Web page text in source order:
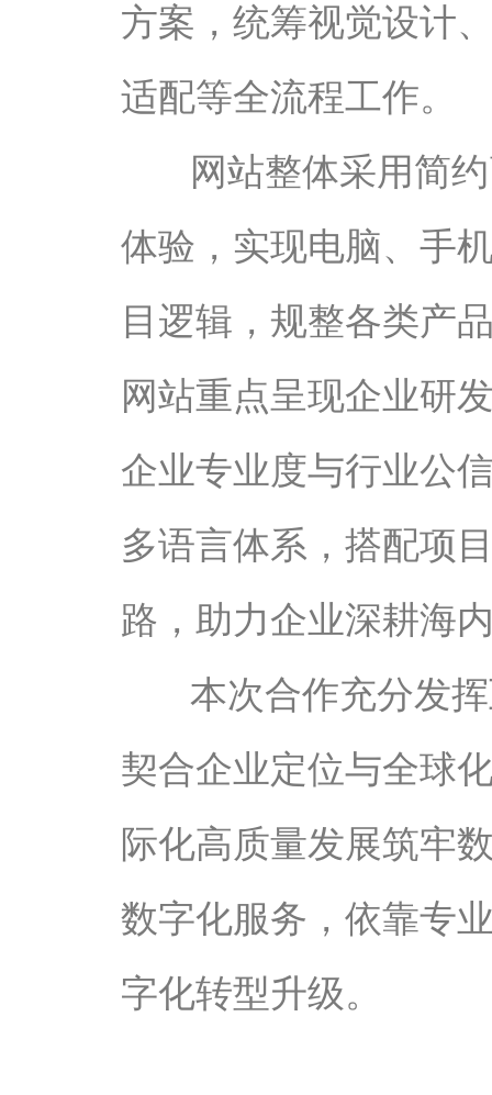
方案，统筹视觉设计
适配等全流程工作。
网站整体采用简
体验，实现电脑、手
目逻辑，规整各类产
网站重点呈现企业研
企业专业度与行业公
多语言体系，搭配项
路，助力企业深耕海
本次合作充分发
契合企业定位与全球
际化高质量发展筑牢
数字化服务，依靠专
字化转型升级。